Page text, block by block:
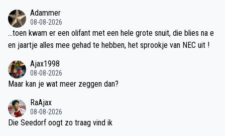
Adammer
08-08-2026
…toen kwam er een olifant met een hele grote snuit, die blies na e
en jaartje alles mee gehad te hebben, het sprookje van NEC uit !
Ajax1998
08-08-2026
Maar kan je wat meer zeggen dan?
RaAjax
08-08-2026
Die Seedorf oogt zo traag vind ik